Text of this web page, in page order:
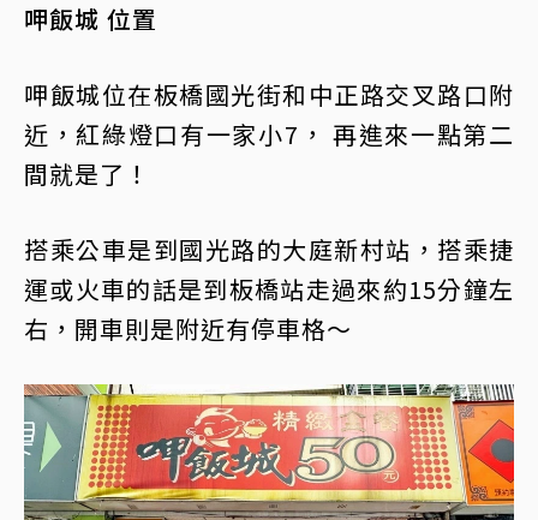
呷飯城 位置
呷飯城位在板橋國光街和中正路交叉路口附
近，紅綠燈口有一家小7， 再進來一點第二
間就是了！
搭乘公車是到國光路的大庭新村站，搭乘捷
運或火車的話是到板橋站走過來約15分鐘左
右，開車則是附近有停車格～